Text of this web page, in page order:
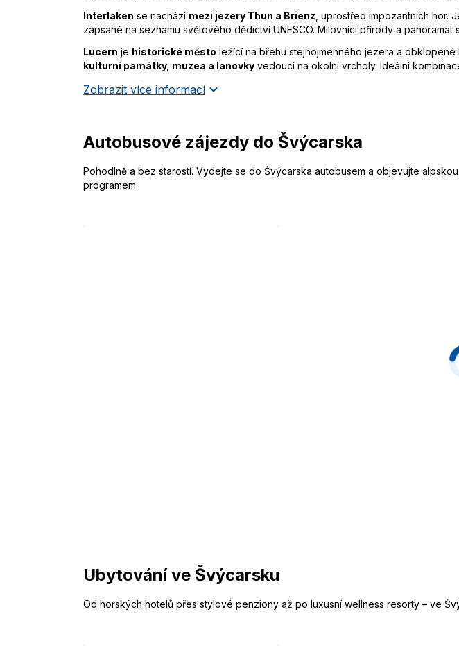
Interlaken se nachází mezi jezery Thun a Brienz , uprostřed impozantních hor.
zapsané na seznamu světového dědictví UNESCO. Milovníci přírody a panoramat
Lucern je historické město ležící na břehu stejnojmenného jezera a
kulturní památky, muzea a lanovky vedoucí na okolní vrcholy. Ideální
Zobrazit více informací
Autobusové zájezdy do Švýcarska
Pohodlně a bez starostí. Vydejte se do Švýcarska autobusem a objevujte
programem.
Ubytování ve Švýcarsku
Od horských hotelů přes stylové penziony až po luxusní wellness resorty – ve